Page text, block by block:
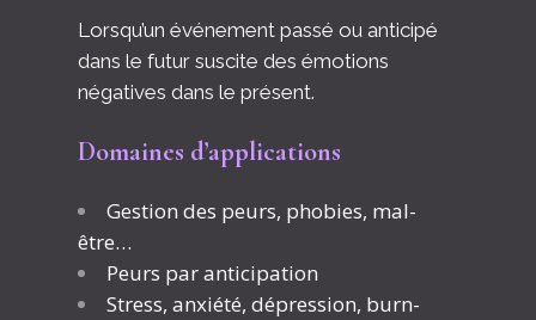
Lorsqu’un événement passé ou anticipé
dans le futur suscite des émotions
négatives dans le présent.
Domaines d’applications
Gestion des peurs, phobies, mal-
être…
Peurs par anticipation
Stress, anxiété, dépression, burn-